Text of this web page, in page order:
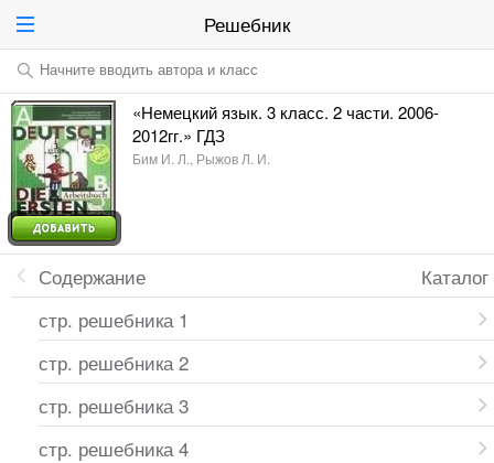
Решебник
Начните вводить автора и класс
«Немецкий язык. 3 класс. 2 части. 2006-
2012гг.» ГДЗ
Бим И. Л., Рыжов Л. И.
Каталог
Содержание
стр. решебника 1
стр. решебника 2
стр. решебника 3
стр. решебника 4